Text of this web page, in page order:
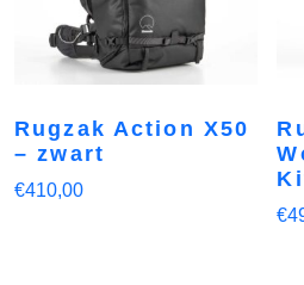
Rugzak Action X50
– zwart
€410,00
€